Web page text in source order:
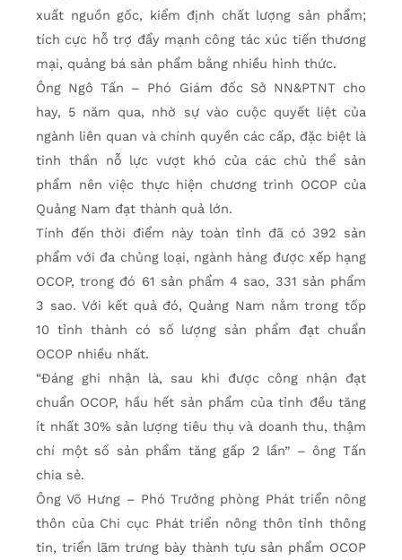
xuất nguồn gốc, kiểm định chất lượng sản phẩm;
tích cực hỗ trợ đẩy mạnh công tác xúc tiến thương
mại, quảng bá sản phẩm bằng nhiều hình thức.
Ông Ngô Tấn – Phó Giám đốc Sở NN&PTNT cho
hay, 5 năm qua, nhờ sự vào cuộc quyết liệt của
ngành liên quan và chính quyền các cấp, đặc biệt là
tinh thần nỗ lực vượt khó của các chủ thể sản
phẩm nên việc thực hiện chương trình OCOP của
Quảng Nam đạt thành quả lớn.
Tính đến thời điểm này toàn tỉnh đã có 392 sản
phẩm với đa chủng loại, ngành hàng được xếp hạng
OCOP, trong đó 61 sản phẩm 4 sao, 331 sản phẩm
3 sao. Với kết quả đó, Quảng Nam nằm trong tốp
10 tỉnh thành có số lượng sản phẩm đạt chuẩn
OCOP nhiều nhất.
“Đáng ghi nhận là, sau khi được công nhận đạt
chuẩn OCOP, hầu hết sản phẩm của tỉnh đều tăng
ít nhất 30% sản lượng tiêu thụ và doanh thu, thậm
chí một số sản phẩm tăng gấp 2 lần” – ông Tấn
chia sẻ.
Ông Võ Hưng – Phó Trưởng phòng Phát triển nông
thôn của Chi cục Phát triển nông thôn tỉnh thông
tin, triển lãm trưng bày thành tựu sản phẩm OCOP